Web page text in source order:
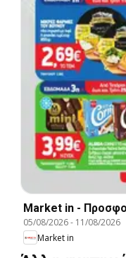
Market in -
05/08/2026- 11/08/2026
Market in